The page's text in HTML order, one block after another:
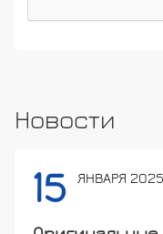
Новости
15 ЯНВАРЯ 2025